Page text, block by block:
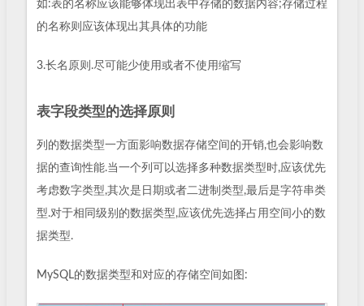
如:表的名称应该能够体现出表中存储的数据内容;存储过程
的名称则应该体现出其具体的功能
3.长名原则.尽可能少使用或者不使用缩写
表字段类型的选择原则
列的数据类型一方面影响数据存储空间的开销,也会影响数
据的查询性能.当一个列可以选择多种数据类型时,应该优先
考虑数字类型,其次是日期或者二进制类型,最后是字符串类
型.对于相同级别的数据类型,应该优先选择占用空间小的数
据类型.
MySQL的数据类型和对应的存储空间如图: